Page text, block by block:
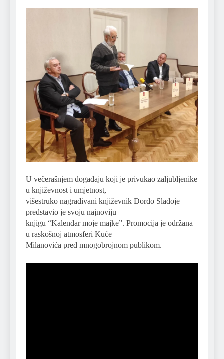
U večerašnjem događaju koji je privukao zaljubljenike
u književnost i umjetnost,
višestruko nagrađivani književnik Đorđo Sladoje
predstavio je svoju najnoviju
knjigu “Kalendar moje majke”. Promocija je održana
u raskošnoj atmosferi Kuće
Milanovića pred mnogobrojnom publikom.